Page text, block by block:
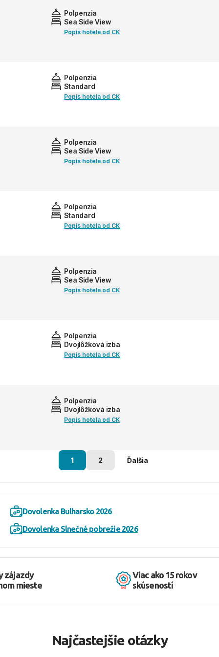
Polpenzia
Sea Side View
Popis hotela od CK
Polpenzia
Standard
Popis hotela od CK
Polpenzia
Sea Side View
Popis hotela od CK
Polpenzia
Standard
Popis hotela od CK
Polpenzia
Sea Side View
Popis hotela od CK
Polpenzia
Dvojlôžková izba
Popis hotela od CK
Polpenzia
Dvojlôžková izba
Popis hotela od CK
1 2 Ďalšia
Dovolenka Bulharsko 2026
Dovolenka Slnečné pobrežie 2026
zájazdy
mieste
Viac ako 15 rokov
skúseností
Najčastejšie otázky